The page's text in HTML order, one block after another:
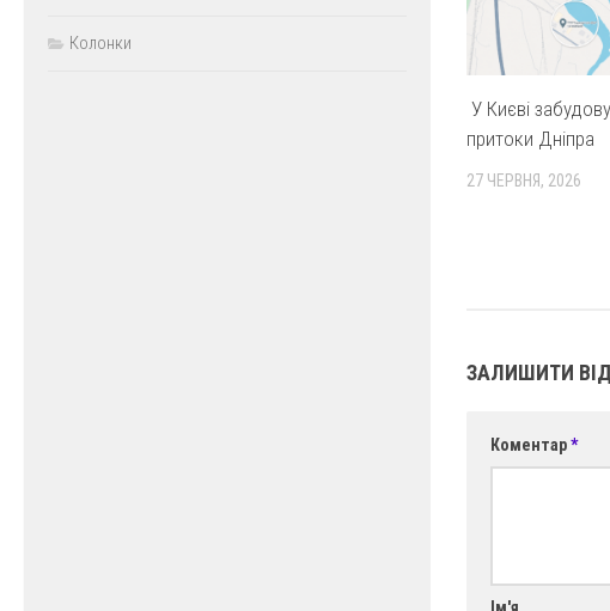
У Києві
притоки Дніпра
27 ЧЕРВНЯ, 2026
ЗАЛИШИТИ
Коментар*
Ім'я
Колонки